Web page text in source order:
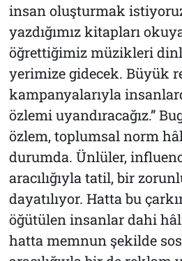
insan oluşturmak
yazdığımız kitapları
öğrettiğimiz müzikleri
yerimize gidecek. Büyük
kampanyalarıyla
özlemi uyandıracağız.”
özlem, toplumsal norm
durumda. Ünlüler,
aracılığıyla tatil, bir
dayatılıyor. Hatta bu
öğütülen insanlar dahi
hatta memnun şekilde